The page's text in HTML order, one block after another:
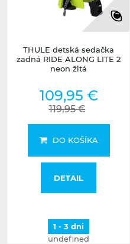
THULE detská sedačka
zadná RIDE ALONG LITE 2
neon žltá
109,95 €
119,95 €
DO KOŠÍKA
DETAIL
1 - 3 dni
undefined